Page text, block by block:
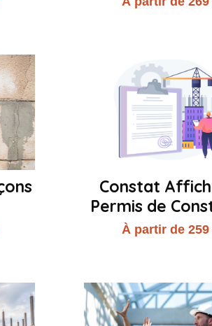
Constat
Permis de
À partir de 259